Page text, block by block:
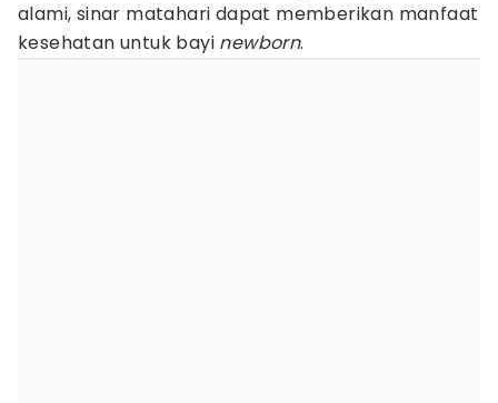
alami, sinar matahari dapat memberikan manfaat
kesehatan untuk bayi newborn.